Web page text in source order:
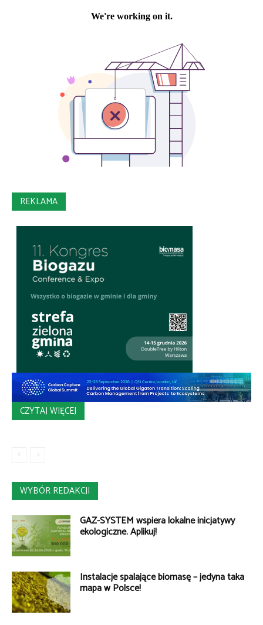
REKLAMA
CZYTAJ WIĘCEJ
WYBÓR REDAKCJI
GAZ-SYSTEM wspiera lokalne inicjatywy
ekologiczne. Aplikuj!
Instalacje spalające biomasę – jedyna taka
mapa w Polsce!